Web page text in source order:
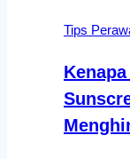
Tips